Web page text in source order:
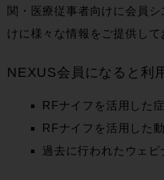
関・医療従事者向けに会員
けに様々な情報をご提供して
NEXUS会員になると利
RFナイフを活用した
RFナイフを活用した
過去に行われたウェ